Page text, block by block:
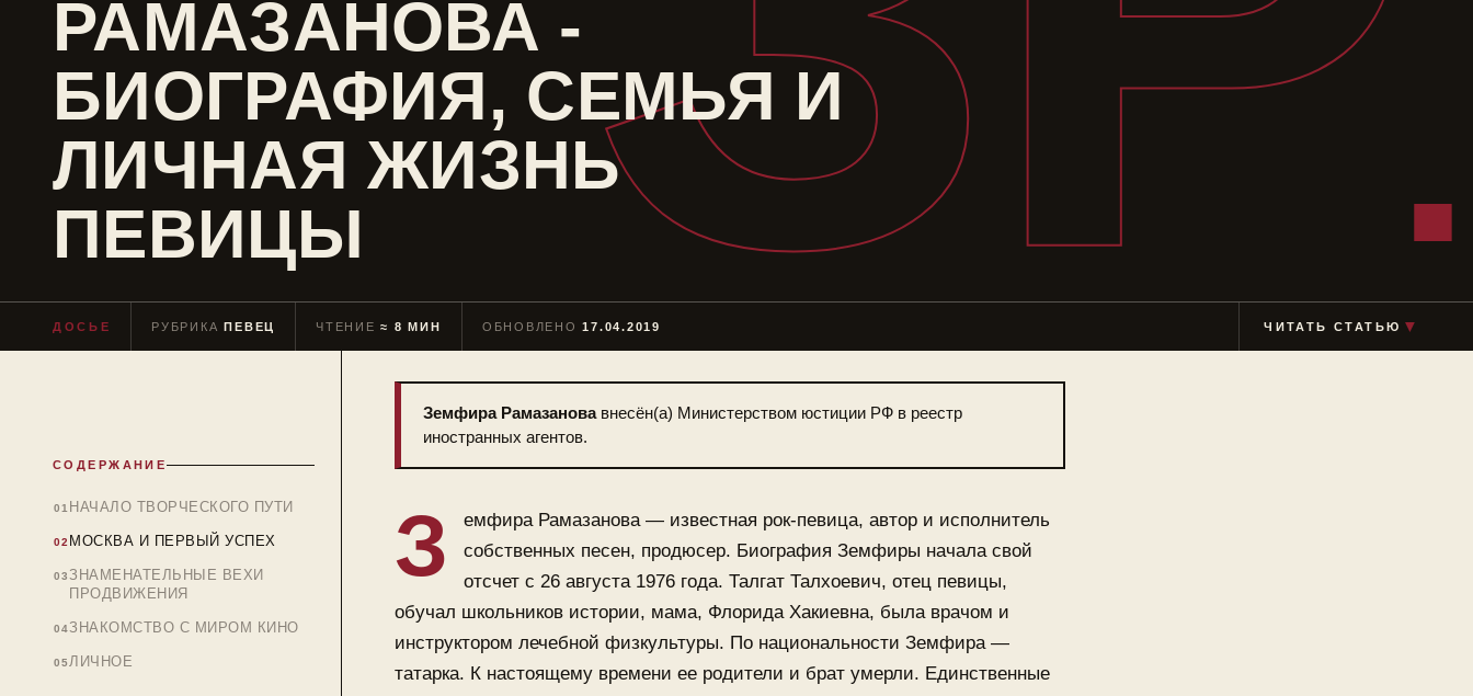
РАМАЗАНОВА -
БИОГРАФИЯ, СЕМЬЯ И
ЛИЧНАЯ ЖИЗНЬ
ПЕВИЦЫ
ДОСЬЕ РУБРИКАПЕВЕЦ ЧТЕНИЕ≈ 8 МИН ОБНОВЛЕНО17.04.2019 ЧИТАТЬ СТАТЬЮ ▼
СОДЕРЖАНИЕ
НАЧАЛО ТВОРЧЕСКОГО ПУТИ
МОСКВА И ПЕРВЫЙ УСПЕХ
ЗНАМЕНАТЕЛЬНЫЕ ВЕХИ
ПРОДВИЖЕНИЯ
ЗНАКОМСТВО С МИРОМ КИНО
ЛИЧНОЕ
Земфира Рамазановавнесён(а) Министерством юстиции РФ в реестр
иностранных агентов.
З
емфира Рамазанова — известная рок-певица, автор и исполнитель
собственных песен, продюсер. Биография Земфиры начала свой
отсчет с 26 августа 1976 года. Талгат Талхоевич, отец певицы,
обучал школьников истории, мама, Флорида Хакиевна, была врачом и
инструктором лечебной физкультуры. По национальности Земфира —
татарка. К настоящему времени ее родители и брат умерли. Единственные